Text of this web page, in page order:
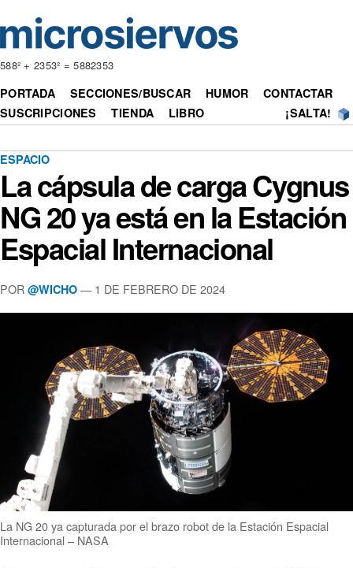
588² + 2353² = 5882353
PORTADA SECCIONES/BUSCAR HUMOR
CONTACTAR
SUSCRIPCIONES
TIENDA LIBRO ¡SALTA!
ESPACIO
La cápsula de carga Cygnus
NG 20 ya está en la Estación
Espacial Internacional
POR @WICHO — 1 DE FEBRERO DE 2024
La NG 20 ya capturada por el brazo robot de la Estación Espacial
Internacional – NASA